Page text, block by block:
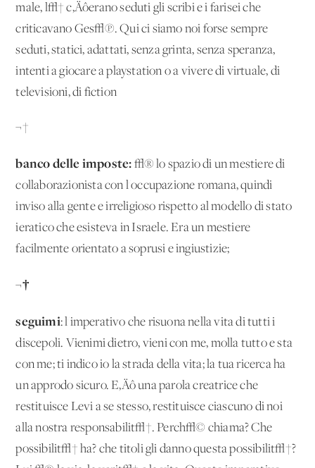
male, l√† c‚Äôerano seduti gli scribi e i farisei che
criticavano Ges√π. Qui ci siamo noi forse sempre
seduti, statici, adattati, senza grinta, senza speranza,
intenti a giocare a playstation o a vivere di virtuale, di
televisioni, di fiction
¬†
banco delle imposte: √® lo spazio di un mestiere di
collaborazionista con l'occupazione romana, quindi
inviso alla gente e irreligioso rispetto al modello di stato
ieratico che esisteva in Israele. Era un mestiere
facilmente orientato a soprusi e ingiustizie;
¬†
seguimi: l'imperativo che risuona nella vita di tutti i
discepoli. Vienimi dietro, vieni con me, molla tutto e sta
con me; ti indico io la strada della vita; la tua ricerca ha
un approdo sicuro. E‚Äô una parola creatrice che
restituisce Levi a se stesso, restituisce ciascuno di noi
alla nostra responsabilit√†. Perch√© chiama? Che
possibilit√† ha? che titoli gli danno questa possibilit√†?